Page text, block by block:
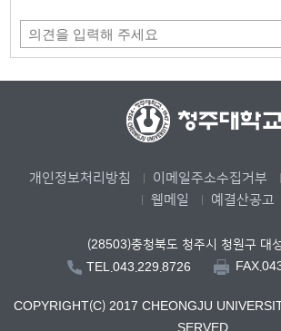
개인정보처리방침 이메일주소수집거부
웹메일
예결산공고
(28503)충청북도 청주시 청원구 대
TEL.043.229.8726
COPYRIGHT(C) 2017 CHEONGJU